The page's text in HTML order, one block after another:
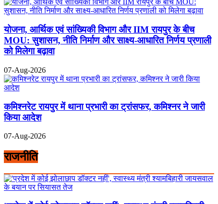
योजना, आर्थिक एवं सांख्यिकी विभाग और IIM रायपुर के बीच
MOU: सुशासन, नीति निर्माण और साक्ष्य-आधारित निर्णय प्रणाली
को मिलेगा बढ़ावा
07-Aug-2026
कमिश्नरेट रायपुर में थाना प्रभारी का ट्रांसफर, कमिश्नर ने जारी
किया आदेश
07-Aug-2026
राजनीति